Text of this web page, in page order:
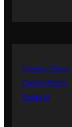
Privacy Policy
Cookie Policy
Contatti